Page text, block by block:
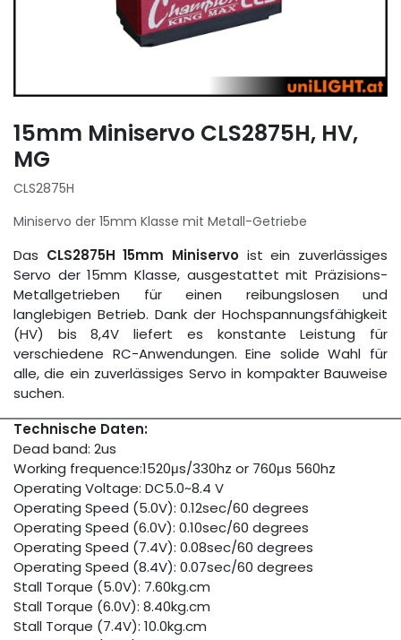
15mm Miniservo CLS2875H, HV,
MG
CLS2875H
Miniservo der 15mm Klasse mit Metall-Getriebe
Das CLS2875H 15mm Miniservo ist ein zuverlässiges
Servo der 15mm Klasse, ausgestattet mit Präzisions-
Metallgetrieben für einen reibungslosen und
langlebigen Betrieb. Dank der Hochspannungsfähigkeit
(HV) bis 8,4V liefert es konstante Leistung für
verschiedene RC-Anwendungen. Eine solide Wahl für
alle, die ein zuverlässiges Servo in kompakter Bauweise
suchen.
Technische Daten:
Dead band: 2us
Working frequence:1520μs/330hz or 760μs 560hz
Operating Voltage: DC5.0~8.4 V
Operating Speed (5.0V): 0.12sec/60 degrees
Operating Speed (6.0V): 0.10sec/60 degrees
Operating Speed (7.4V): 0.08sec/60 degrees
Operating Speed (8.4V): 0.07sec/60 degrees
Stall Torque (5.0V): 7.60kg.cm
Stall Torque (6.0V): 8.40kg.cm
Stall Torque (7.4V): 10.0kg.cm